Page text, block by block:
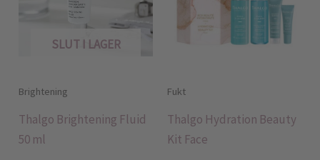
SLUT I LAGER
Brightening
Thalgo Brightening Fluid
50 ml
Fukt
Thalgo Hydration Beauty
Kit Face